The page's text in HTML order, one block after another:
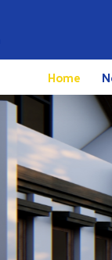
Home